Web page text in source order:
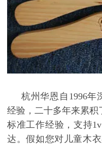
杭州华恩自 1996年
经验，二十多年来累积
标准工作经验，支持
达。假如您对 儿童木